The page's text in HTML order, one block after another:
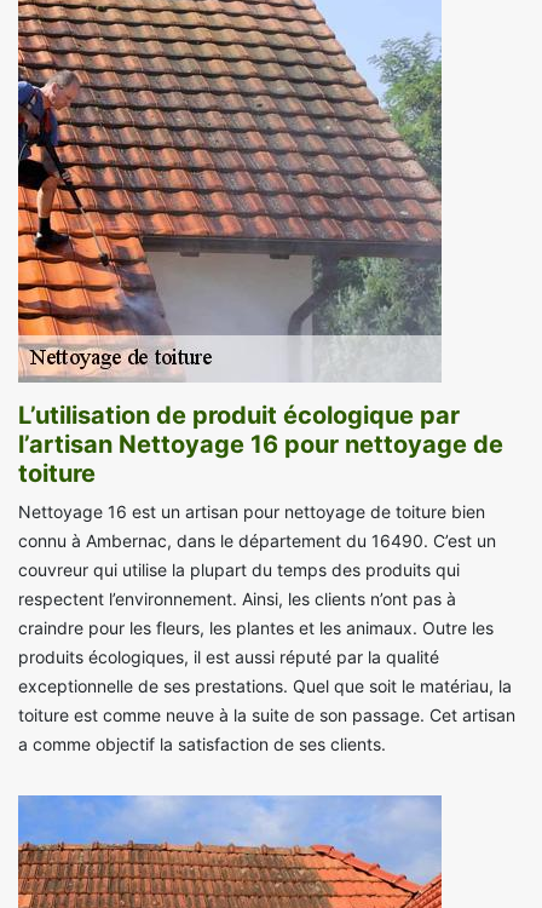
L’utilisation de produit écologique par
l’artisan Nettoyage 16 pour nettoyage de
toiture
Nettoyage 16 est un artisan pour nettoyage de toiture bien
connu à Ambernac, dans le département du 16490. C’est un
couvreur qui utilise la plupart du temps des produits qui
respectent l’environnement. Ainsi, les clients n’ont pas à
craindre pour les fleurs, les plantes et les animaux. Outre les
produits écologiques, il est aussi réputé par la qualité
exceptionnelle de ses prestations. Quel que soit le matériau, la
toiture est comme neuve à la suite de son passage. Cet artisan
a comme objectif la satisfaction de ses clients.